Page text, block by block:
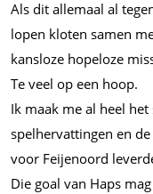
Als dit allemaal al
lopen kloten samen
kansloze hopeloze
Te veel op een hoop.
Ik maak me al heel
spelhervattingen en
voor Feijenoord
Die goal van Haps